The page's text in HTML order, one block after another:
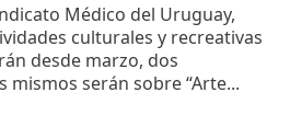
Médico del Uruguay,
culturales y recreativas
desde marzo, dos
mismos serán sobre “Arte...